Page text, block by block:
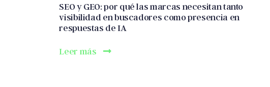
SEO y GEO: por qué las marcas necesitan tanto
visibilidad en buscadores como presencia en
respuestas de IA
Leer más